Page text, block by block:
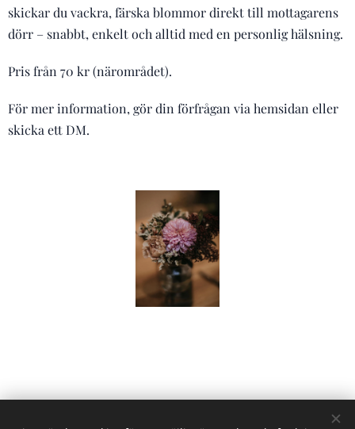
skickar du vackra, färska blommor direkt till mottagarens
dörr – snabbt, enkelt och alltid med en personlig hälsning.
Pris från 70 kr (närområdet).
För mer information, gör din förfrågan via hemsidan eller
skicka ett DM.